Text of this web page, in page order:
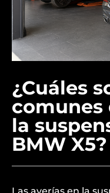
¿Cuáles
comunes
la
BMW X5?
Las averías en la